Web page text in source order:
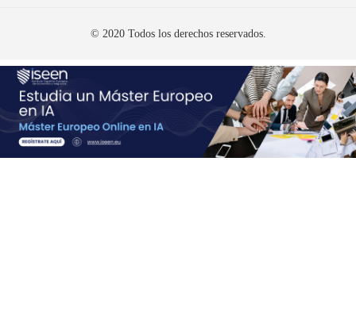
© 2020 Todos los derechos reservados.